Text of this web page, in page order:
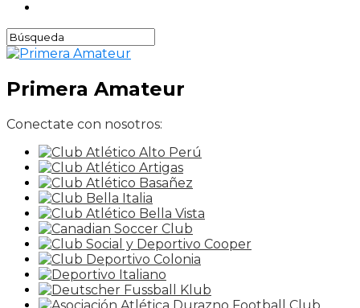
Primera Amateur
Conectate con nosotros: